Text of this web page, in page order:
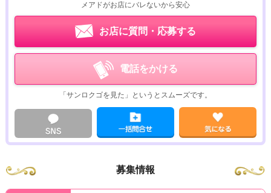
メアドがお店にバレないから安心
お店に質問・応募する
電話をかける
「サンロクゴを見た」というとスムーズです。
募集情報